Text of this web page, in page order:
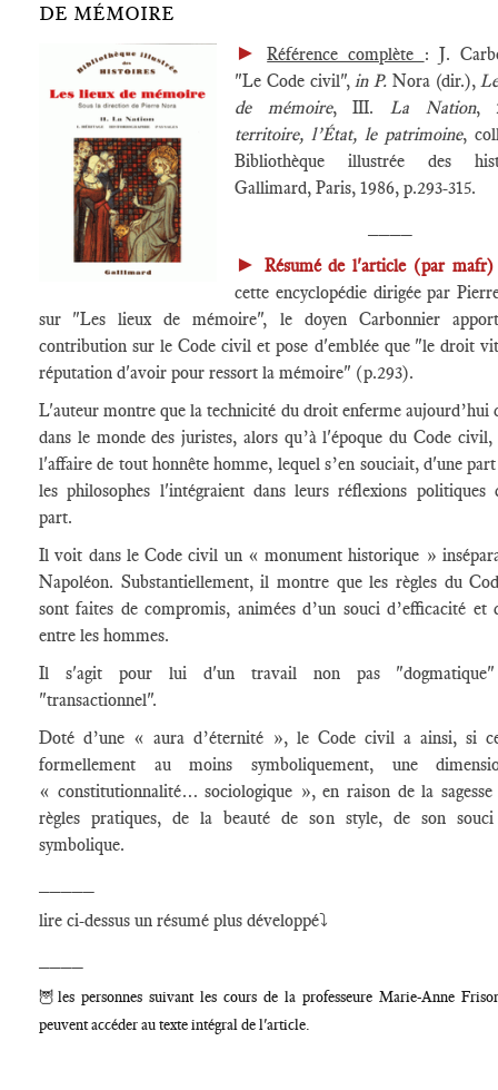
DE MÉMOIRE
►Référence complète : J.
"Le Code civil",in P. Nora (dir.),
de mémoire, III.La Nation,
territoire, l’État, le patrimoine,
Bibliothèque illustrée des
Gallimard, Paris, 1986, p.293-315.
► Résumé de l'article (par mafr)
cette encyclopédie dirigée par
sur "Les lieux de mémoire", le doyen Carbonnier
contribution sur le Code civil et pose d'emblée que "le droit
réputation d'avoir pour ressort la mémoire" (p.293).
L'auteur montre que la technicité du droit enferme aujourd’hui
dans le monde des juristes, alors qu’à l'époque du Code
l'affaire de tout honnête homme, lequel s’en souciait, d'une
les philosophes l'intégraient dans leurs réflexions politiques
part.
Il voit dans le Code civil un « monument historique »
Napoléon. Substantiellement, il montre que les règles du
sont faites de compromis, animées d’un souci d’efficacité et
entre les hommes.
Il s'agit pour lui d'un travail non pas
"transactionnel".
Doté d’une « aura d’éternité », le Code civil a ainsi, si
formellement au moins symboliquement, une
« constitutionnalité… sociologique », en raison de la sagesse
règles pratiques, de la beauté de son style, de son
symbolique.
lire ci-dessus un résumé plus développé⤵️
🦉les personnes suivant les cours de la professeure Marie-Anne
peuvent accéder au texte intégral de l'article.